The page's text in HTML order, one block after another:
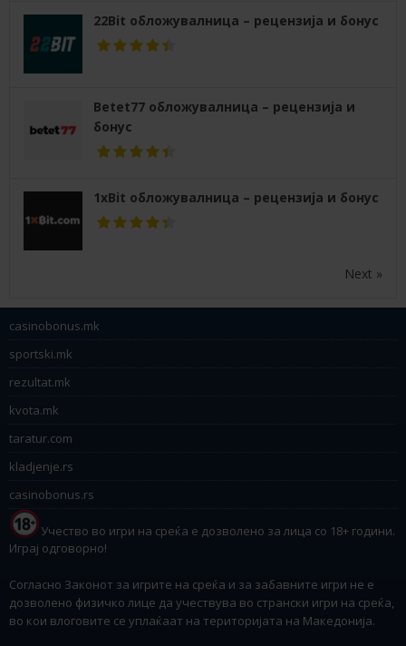
22Bit обложувалница – рецензија и бонус
Betet77 обложувалница – рецензија и
бонус
1xBit обложувалница – рецензија и бонус
Next »
casinobonus.mk
sportski.mk
rezultat.mk
kvota.mk
taratur.com
kladjenje.rs
casinobonus.rs
Учество во игри на среќа е дозволено за лица со 18+ години.
Играј одговорно!
Согласно Законот за игрите на среќа и за забавните игри не е
дозволено физичко лице да учествува во странски игри на среќа,
во кои влоговите се уплаќаат на територијата на Македонија.